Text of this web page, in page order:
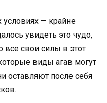
— крайне
увидеть это чудо,
все свои силы в этот
виды агав могут
оставляют после себя